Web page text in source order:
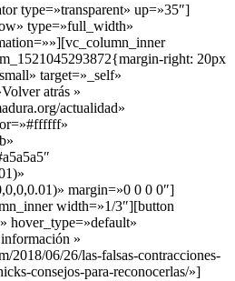
type=»transparent» up=»35″]
type=»full_width»
right: 20px
target=»_self»
atrás »
actualidad»
margin=»0 0 0 0″]
width=»1/3″][button
hover_type=»default»
»
2018/06/26/las-falsas-contracciones-
consejos-para-reconocerlas/»]